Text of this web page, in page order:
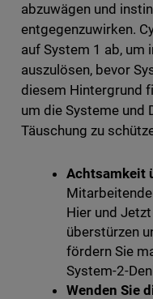
abzuwägen und
entgegenzuwirken.
auf System 1 ab, um
auszulösen, bevor
diesem Hintergrund
um die Systeme und
Täuschung zu
Achtsamkeit
Hier und
überstürzen
fördern Sie
System-2-
Wenden Sie